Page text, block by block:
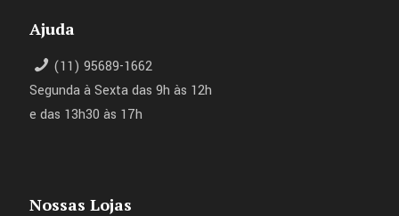
Ajuda
(11) 95689-1662
Segunda à Sexta das 9h às 12h
e das 13h30 às 17h
Nossas Lojas